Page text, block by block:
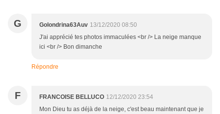
G Golondrina63Auv 13/12/2020 08:50
J'ai apprécié tes photos immaculées <br /> La neige manque
ici <br /> Bon dimanche
Répondre
F FRANCOISE BELLUCO 12/12/2020 23:54
Mon Dieu tu as déjà de la neige, c'est beau maintenant que je